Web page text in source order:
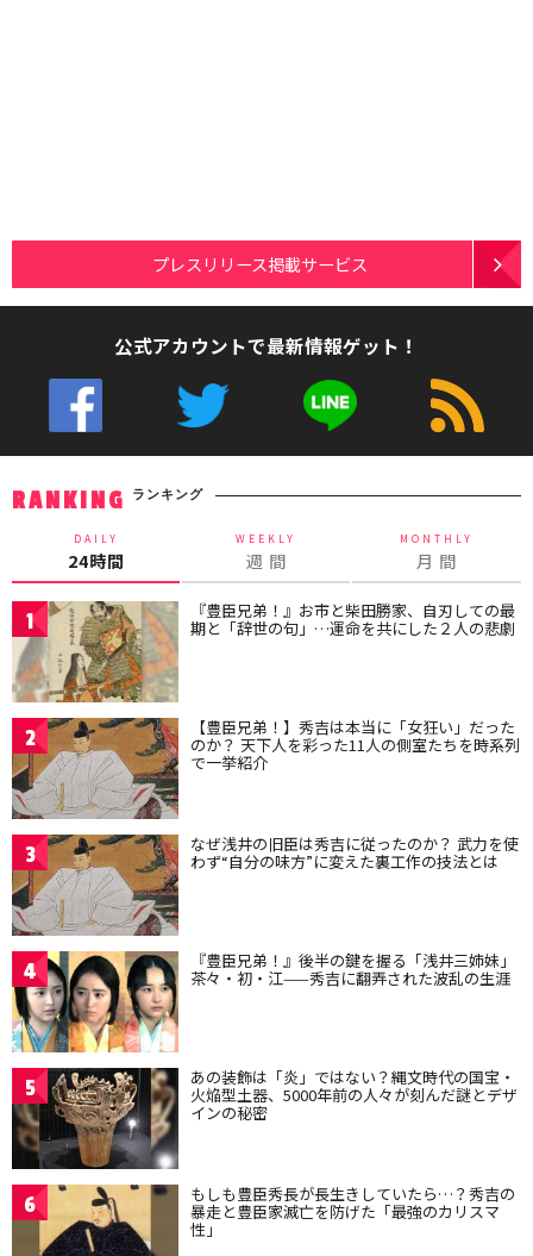
プレスリリース掲載サービス
公式アカウントで最新情報ゲット！
RANKING ランキング
DAILY
24時間
WEEKLY
週 間
MONTHLY
月 間
1 『豊臣兄弟！』お市と柴田勝家、自刃しての最
期と「辞世の句」…運命を共にした２人の悲劇
2 【豊臣兄弟！】秀吉は本当に「女狂い」だった
のか？ 天下人を彩った11人の側室たちを時系列
で一挙紹介
3 なぜ浅井の旧臣は秀吉に従ったのか？ 武力を使
わず“自分の味方”に変えた裏工作の技法とは
4 『豊臣兄弟！』後半の鍵を握る「浅井三姉妹」
茶々・初・江——秀吉に翻弄された波乱の生涯
5 あの装飾は「炎」ではない？縄文時代の国宝・
火焔型土器、5000年前の人々が刻んだ謎とデザ
インの秘密
6 もしも豊臣秀長が長生きしていたら…？秀吉の
暴走と豊臣家滅亡を防げた「最強のカリスマ
性」